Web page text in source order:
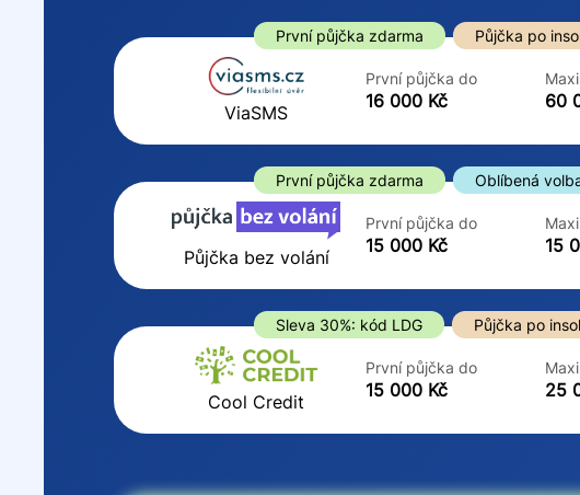
Od
Do
První půjčka zdarma
ano
První půjčka zdarma Půjčka po
ViaSMS
První půjčka do
16 000 Kč 60
První půjčka zdarma Oblíbená
Půjčka bez volání
První půjčka do
15 000 Kč 15
Sleva 30%: kód LDG Půjčka po
Cool Credit
První půjčka do
15 000 Kč 25